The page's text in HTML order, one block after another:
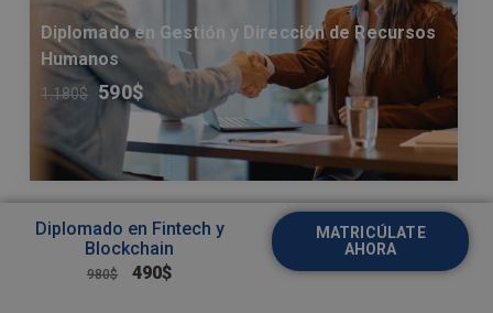
Diplomado en Gestión y Dirección de Recursos
Humanos
1.180$ 590$
Diplomado en Fintech y
Blockchain
980$ 490$
MATRICÚLATE
AHORA